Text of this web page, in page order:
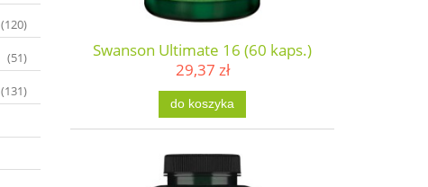
(120)
(51)
(131)
Swanson Ultimate 16 (60 kaps.)
29,37 zł
do koszyka